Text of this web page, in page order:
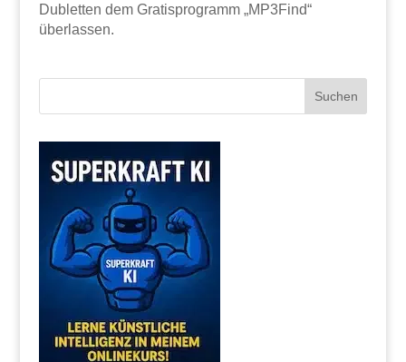
Dubletten dem Gratisprogramm „MP3Find“
überlassen.